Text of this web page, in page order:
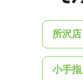
所沢店
小手